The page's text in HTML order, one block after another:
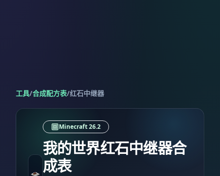
工具/合成配方表/红石中继器
Minecraft 26.2
我的世界红石中继器合
成表